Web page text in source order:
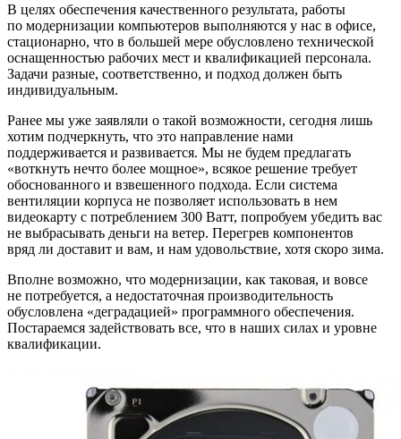
В целях обеспечения качественного результата, работы
по модернизации компьютеров выполняются у нас в офисе,
стационарно, что в большей мере обусловлено технической
оснащенностью рабочих мест и квалификацией персонала.
Задачи разные, соответственно, и подход должен быть
индивидуальным.
Ранее мы уже заявляли о такой возможности, сегодня лишь
хотим подчеркнуть, что это направление нами
поддерживается и развивается. Мы не будем предлагать
«воткнуть нечто более мощное», всякое решение требует
обоснованного и взвешенного подхода. Если система
вентиляции корпуса не позволяет использовать в нем
видеокарту с потреблением 300 Ватт, попробуем убедить вас
не выбрасывать деньги на ветер. Перегрев компонентов
вряд ли доставит и вам, и нам удовольствие, хотя скоро зима.
Вполне возможно, что модернизации, как таковая, и вовсе
не потребуется, а недостаточная производительность
обусловлена «деградацией» программного обеспечения.
Постараемся задействовать все, что в наших силах и уровне
квалификации.